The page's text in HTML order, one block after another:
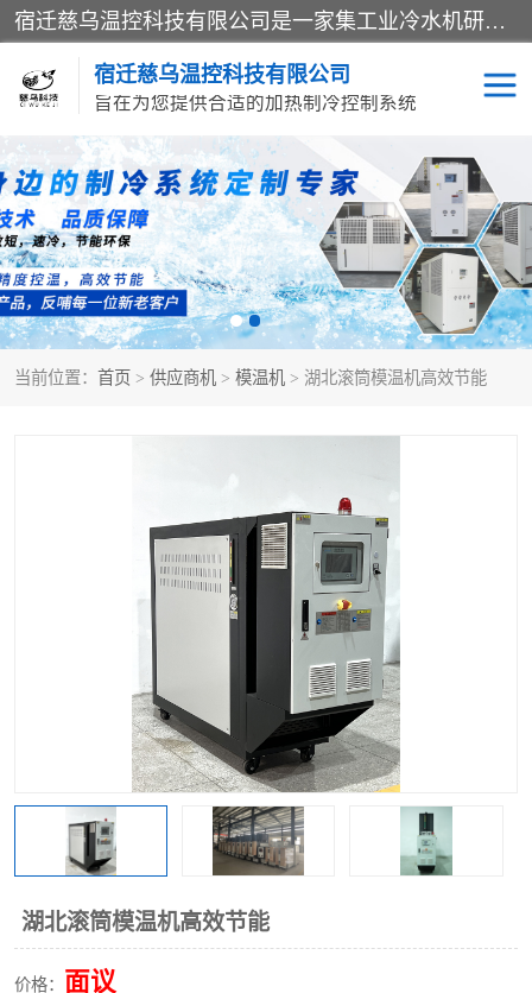
宿迁慈乌温控科技有限公司是一家集工业冷水机研发、制造、营销、服务于一体的技术生产型企业，经营范围包括：冷水机、螺杆式冷水机组、工业冷水机、水冷式冷水机、风冷式冷水机组、风冷螺杆式冷冻机组、冷冻机、注塑专用冷水机、混泥土专用冷水机、低温防爆冷水机组等。专业温控设备供应商 模温机/冷水机/导热油炉定制服务等
宿迁慈乌温控科技有限公司
旨在为您提供合适的加热制冷控制系统
当前位置： 首页 > 供应商机 > 模温机 > 湖北滚筒模温机高效节能
湖北滚筒模温机高效节能
价格： 面议
冷水机 模温机
导热油加热器